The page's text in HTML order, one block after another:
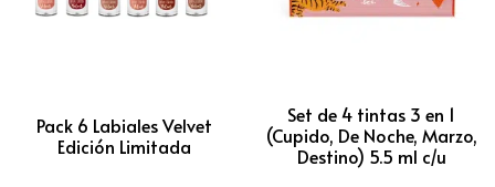
Pack 6 Labiales Velvet
Edición Limitada
Set de 4 tintas 3 en 1
(Cupido, De Noche, Marzo,
Destino) 5.5 ml c/u